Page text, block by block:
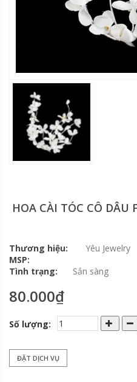
HOA CÀI TÓC CÔ DÂU
Thương hiệu:
Yêu Jewelry
MSP:
Tình trạng:
Sắn sàng
80.000₫
Số lượng:
ĐẶT DỊCH VỤ